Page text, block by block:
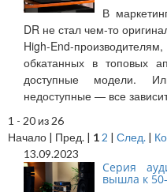
В
DR не стал чем-то
High-End-
обкатанных в топовых
доступные модели.
недоступные — все
1 - 20 из 26
Начало | Пред. | 1 2 | След. |
13.09.2023
Cерия
вышла к